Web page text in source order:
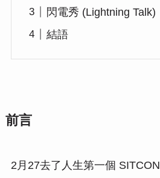
閃電秀 (Lightning Talk)
結語
前言
2月27去了人生第一個